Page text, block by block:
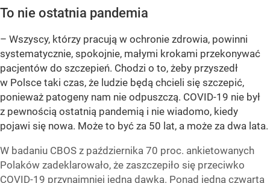
To nie ostatnia pandemia
– Wszyscy, którzy pracują w ochronie zdrowia, powinni
systematycznie, spokojnie, małymi krokami przekonywać
pacjentów do szczepień. Chodzi o to, żeby przyszedł
w Polsce taki czas, że ludzie będą chcieli się szczepić,
ponieważ patogeny nam nie odpuszczą. COVID-19 nie był
z pewnością ostatnią pandemią i nie wiadomo, kiedy
pojawi się nowa. Może to być za 50 lat, a może za dwa lata.
W badaniu CBOS z października 70 proc. ankietowanych
Polaków zadeklarowało, że zaszczepiło się przeciwko
COVID-19 przynajmniej jedną dawką. Ponad jedna czwarta